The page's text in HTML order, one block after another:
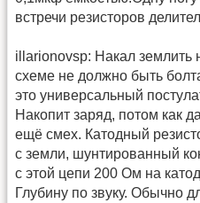
встречи резисторов
illarionovsp: Накал землить
схеме не должно быть
это универсальный
Накопит заряд, потом как
ещё смех. Катодный
с земли, шунтированный
с этой цепи 200 Ом на
Глубину по звуку. Обычно